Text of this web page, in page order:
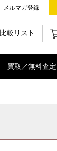
メルマガ登録
比較リスト
買取／無料査定